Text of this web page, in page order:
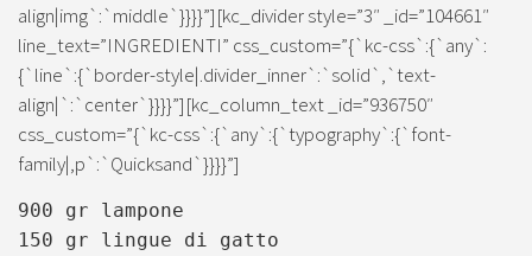
align|img`:`middle`}}}}”][kc_divider style=”3″ _id=”104661″
line_text=”INGREDIENTI” css_custom=”{`kc-css`:{`any`:
{`line`:{`border-style|.divider_inner`:`solid`,`text-
align|`:`center`}}}}”][kc_column_text _id=”936750″
css_custom=”{`kc-css`:{`any`:{`typography`:{`font-
family|,p`:`Quicksand`}}}}”]
900 gr lampone
150 gr lingue di gatto